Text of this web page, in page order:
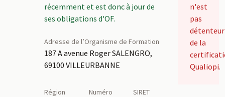
récemment et est donc à jour de
ses obligations d'OF.
Adresse de l’Organisme de Formation
187 A avenue Roger SALENGRO,
69100 VILLEURBANNE
Région
Numéro
SIRET
n'est
pas
détenteur
de la
Qualiopi.